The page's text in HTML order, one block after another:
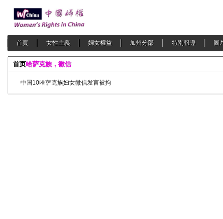
首頁 女性主義 婦女權益 加州分部 特別報導 圖
首页哈萨克族，微信
中国10哈萨克族妇女微信发言被拘